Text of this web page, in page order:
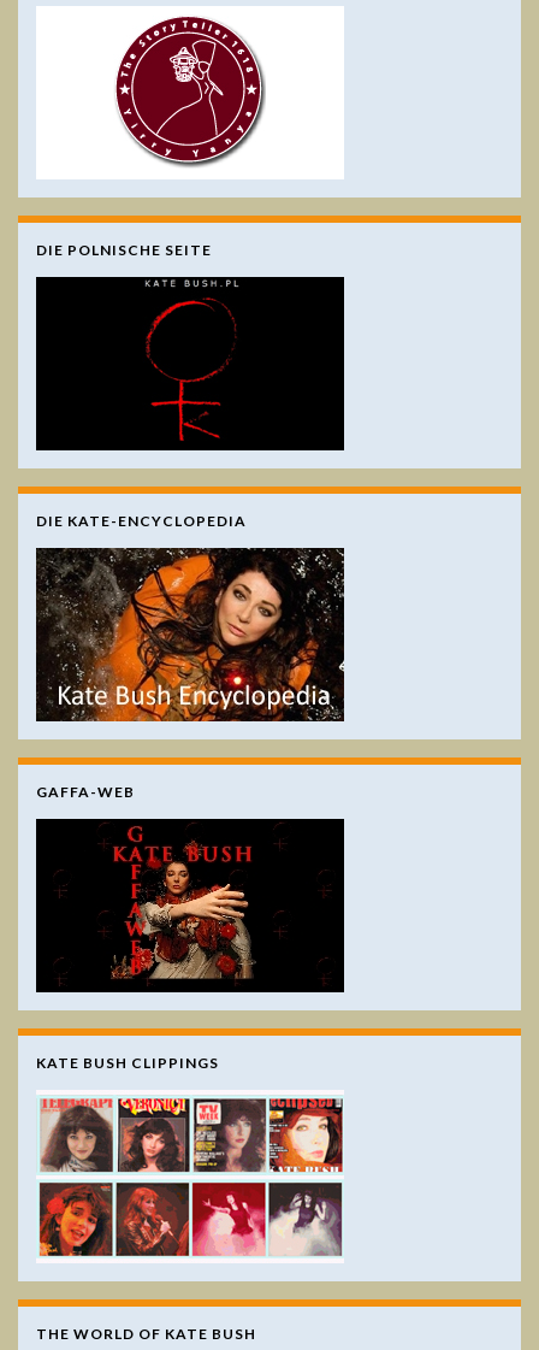
DIE POLNISCHE SEITE
DIE KATE-ENCYCLOPEDIA
GAFFA-WEB
KATE BUSH CLIPPINGS
THE WORLD OF KATE BUSH